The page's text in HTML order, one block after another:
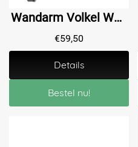
Wandarm Volkel WA10 - 23 cm
€59,50
Details
Bestel nu!